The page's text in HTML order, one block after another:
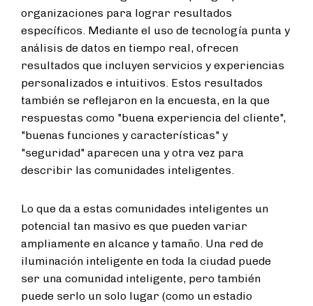
organizaciones para lograr resultados
específicos. Mediante el uso de tecnología punta y
análisis de datos en tiempo real, ofrecen
resultados que incluyen servicios y experiencias
personalizados e intuitivos. Estos resultados
también se reflejaron en la encuesta, en la que
respuestas como "buena experiencia del cliente",
"buenas funciones y características" y
"seguridad" aparecen una y otra vez para
describir las comunidades inteligentes.
Lo que da a estas comunidades inteligentes un
potencial tan masivo es que pueden variar
ampliamente en alcance y tamaño. Una red de
iluminación inteligente en toda la ciudad puede
ser una comunidad inteligente, pero también
puede serlo un solo lugar (como un estadio